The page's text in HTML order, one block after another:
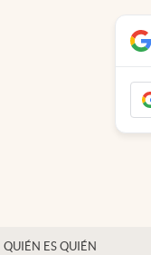
QUIÉN ES QUIÉN